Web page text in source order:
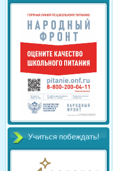
Учиться побеждать!